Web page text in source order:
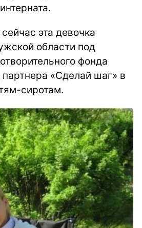
эта девочка
области под
фонда
«Сделай шаг» в
сиротам.